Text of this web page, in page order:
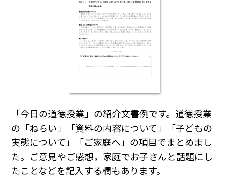
「今日の道徳授業」の紹介文書例です。道徳授業
の「ねらい」「資料の内容について」「子どもの
実態について」「ご家庭へ」の項目でまとめまし
た。ご意見やご感想，家庭でお子さんと話題にし
たことなどを記入する欄もあります。